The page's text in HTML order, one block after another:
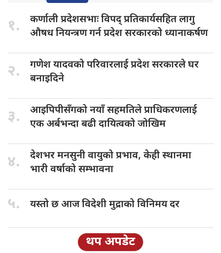
१. कर्णाली प्रदेशसभाःविपद् प्रतिकार्यसहित लागु
औषध नियन्त्रण गर्न प्रदेश सरकारको ध्यानाकर्षण
२. गणेश यादवकोपरिवारलाई प्रदेश सरकारले घर
बनाइदिने
३. आइपिपीसँगको नयाँसहमतिले प्राधिकरणलाई
एक अर्बभन्दा बढी दायित्वको जोखिम
४. देशभर मनसुनीवायुको प्रभाव, केही स्थानमा
भारी वर्षाको सम्भावना
५. यस्तो छआज विदेशी मुद्राको विनिमय दर
थप अपडेट